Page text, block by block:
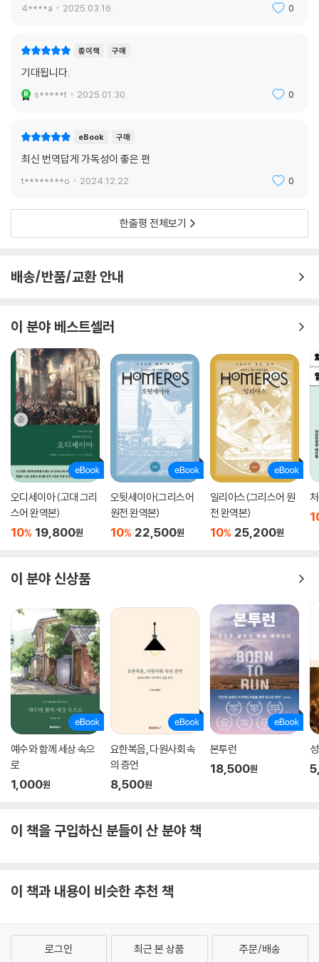
4****a 2025.03.16. 0
종이책 구매
기대됩니다.
s*****t 2025.01.30. 0
eBook 구매
최신 번역답게 가독성이 좋은 편
t********o 2024.12.22. 0
한줄평 전체보기
배송/반품/교환 안내
이 분야 베스트셀러
오디세이아 (고대 그리
스어 완역본)
10% 19,800원
오뒷세이아(그리스어
원전 완역본)
10% 22,500원
일리아스(그리스어 원
전 완역본)
10% 25,200원
이 분야 신상품
예수와 함께 세상 속으
로
1,000원
요한복음, 다원사회 속
의 증언
8,500원
본투런
18,500원
이 책을 구입하신 분들이 산 분야 책
이 책과 내용이 비슷한 추천 책
로그인 최근 본 상품 주문/배송